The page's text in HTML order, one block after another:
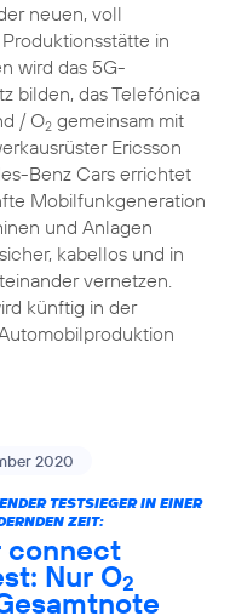
neuen, voll
in
wird das 5G-
bilden, das Telefónica
/ O2gemeinsam mit
Ericsson
Benz Cars errichtet
Mobilfunkgeneration
und Anlagen
kabellos und in
vernetzen.
künftig in der
2020
TESTSIEGER IN EINER
ZEIT:
connect
Nur O2